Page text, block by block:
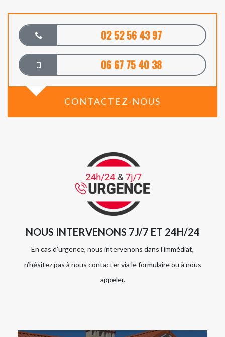
02 52 56 43 97
06 67 75 40 38
CONTACTEZ-NOUS
NOUS INTERVENONS 7J/7 ET 24H/24
En cas d’urgence, nous intervenons dans l’immédiat,
n’hésitez pas à nous contacter via le formulaire ou à nous
appeler.